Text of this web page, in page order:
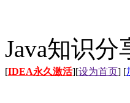
Java知识
[IDEA永久激活][设为首页] [